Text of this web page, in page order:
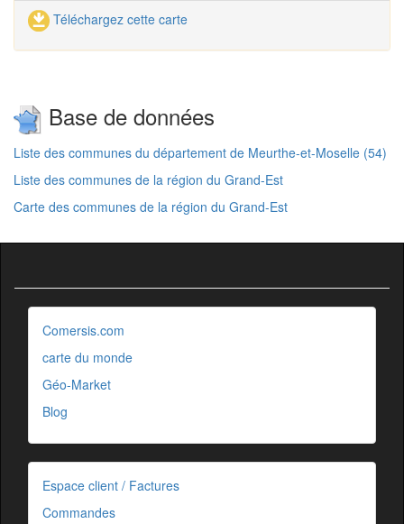
Téléchargez cette carte
Base de données
Liste des communes du département de Meurthe-et-Moselle (54)
Liste des communes de la région du Grand-Est
Carte des communes de la région du Grand-Est
Comersis.com
carte du monde
Géo-Market
Blog
Espace client / Factures
Commandes